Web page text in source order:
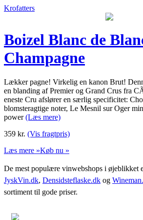
Krofatters
Boizel Blanc de
Champagne
Lækker pagne! Virkelig en kanon Brut!
en blanding af Premier og Grand Crus fra
eneste Cru afslører en særlig specificitet:
blomsteragtige noter, Le Mesnil sur Oger
power(Læs mere)
359 kr. (Vis fragtpris)
Læs mere »Køb nu »
De mest populære vinwebshops i øjeblikket
JyskVin.dk, Densidsteflaske.dk og
sortiment til gode priser.